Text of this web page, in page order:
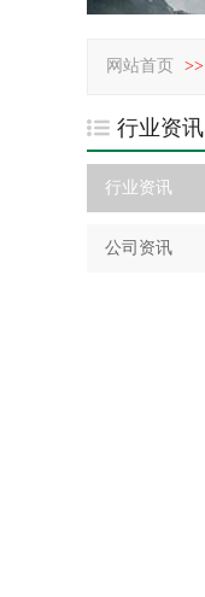
网站首页 >>
行业资讯
行业资讯
公司资讯